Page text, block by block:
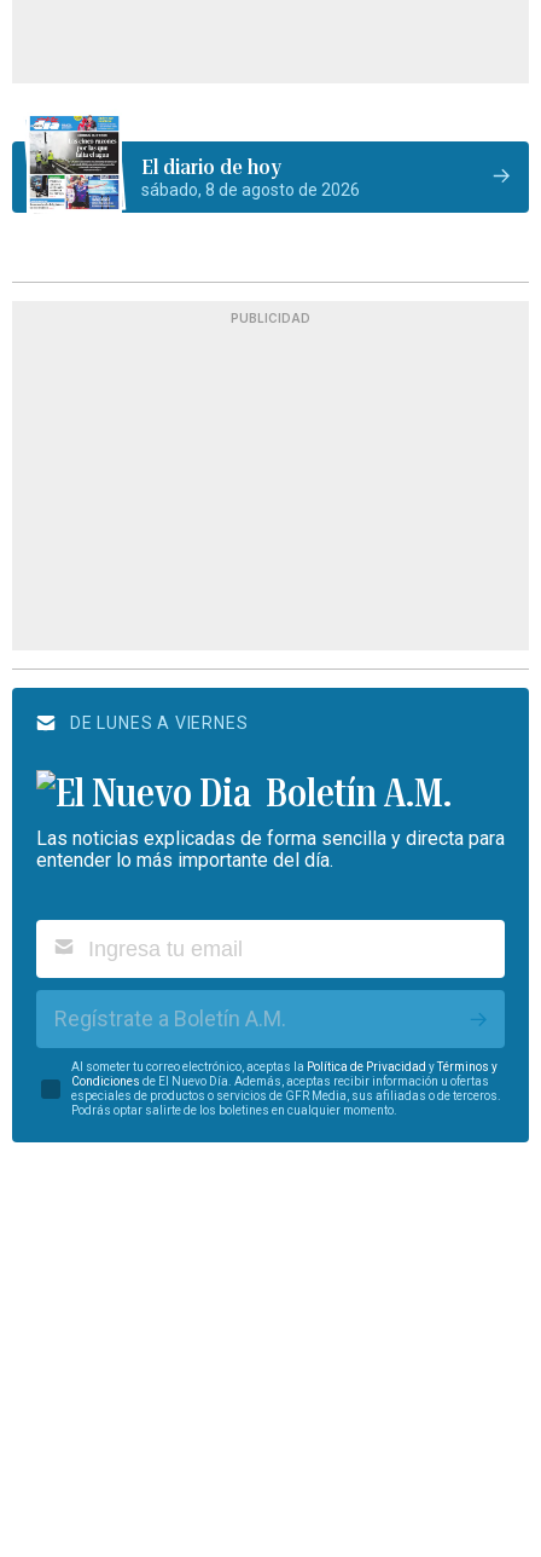
El diario de hoy
sábado, 8 de agosto de 2026
PUBLICIDAD
DE LUNES A VIERNES
Boletín A.M.
Las noticias explicadas de forma sencilla y directa para
entender lo más importante del día.
Regístrate a Boletín A.M.
Al someter tu correo electrónico, aceptas la Política de Privacidad y
Términos y
Condiciones de El Nuevo Día. Además, aceptas recibir información u ofertas
especiales de productos o servicios de GFR Media, sus afiliadas o de terceros.
Podrás optar salirte de los boletines en cualquier momento.